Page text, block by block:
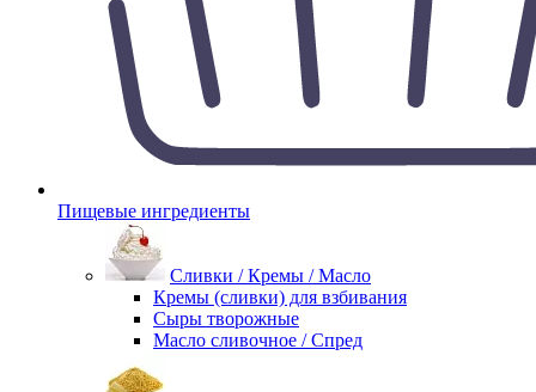
Пищевые ингредиенты
Сливки / Кремы / Масло
Кремы (сливки) для взбивания
Сыры творожные
Масло сливочное / Спред